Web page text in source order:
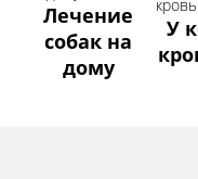
Лечение
собак на
дому
У